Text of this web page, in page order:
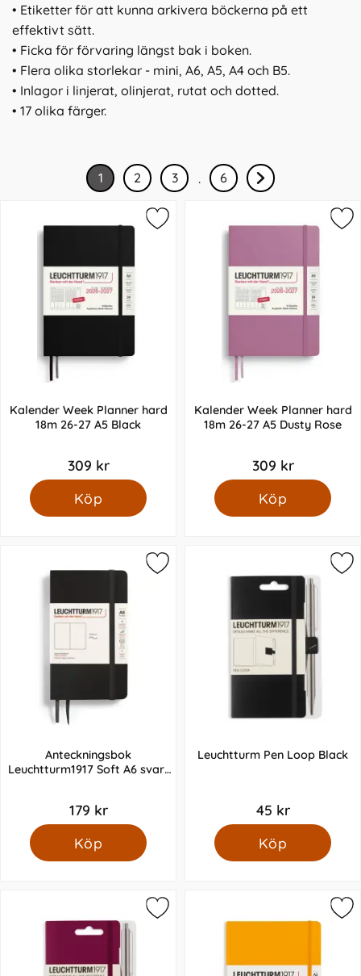
• Etiketter för att kunna arkivera böckerna på ett
effektivt sätt.
• Ficka för förvaring längst bak i boken.
• Flera olika storlekar - mini, A6, A5, A4 och B5.
• Inlagor i linjerat, olinjerat, rutat och dotted.
• 17 olika färger.
1 2 3 . 6
Kalender Week Planner hard
18m 26-27 A5 Black
309 kr
Köp
Kalender Week Planner hard
18m 26-27 A5 Dusty Rose
309 kr
Köp
Anteckningsbok
Leuchtturm1917 Soft A6 svart
179 kr
Köp
Leuchtturm Pen Loop Black
45 kr
Köp